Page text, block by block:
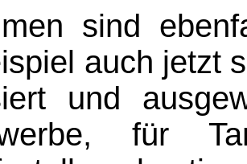
sind
auch jetzt
und
für